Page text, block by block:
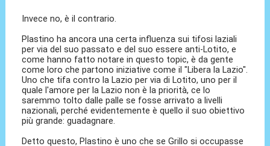
Invece no, è il contrario.
Plastino ha ancora una certa influenza sui tifosi laziali
per via del suo passato e del suo essere anti-Lotito, e
come hanno fatto notare in questo topic, è da gente
come loro che partono iniziative come il "Libera la Lazio".
Uno che tifa contro la Lazio per via di Lotito, uno per il
quale l'amore per la Lazio non è la priorità, ce lo
saremmo tolto dalle palle se fosse arrivato a livelli
nazionali, perché evidentemente è quello il suo obiettivo
più grande: guadagnare.
Detto questo, Plastino è uno che se Grillo si occupasse